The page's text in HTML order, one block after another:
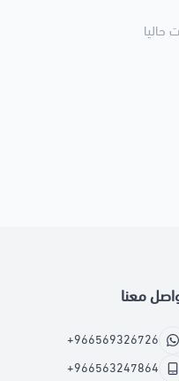
حاليا
معنا
+966569326726
+966563247864